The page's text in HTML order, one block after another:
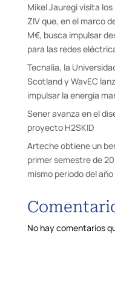
Mikel Jauregi visita
ZIV que, en el marco
M€, busca impulsar
para las redes
Tecnalia, la
Scotland y WavEC
impulsar la energía
Sener avanza en el
proyecto H2SKID
Arteche obtiene un
primer semestre de
mismo periodo del
No hay comentarios